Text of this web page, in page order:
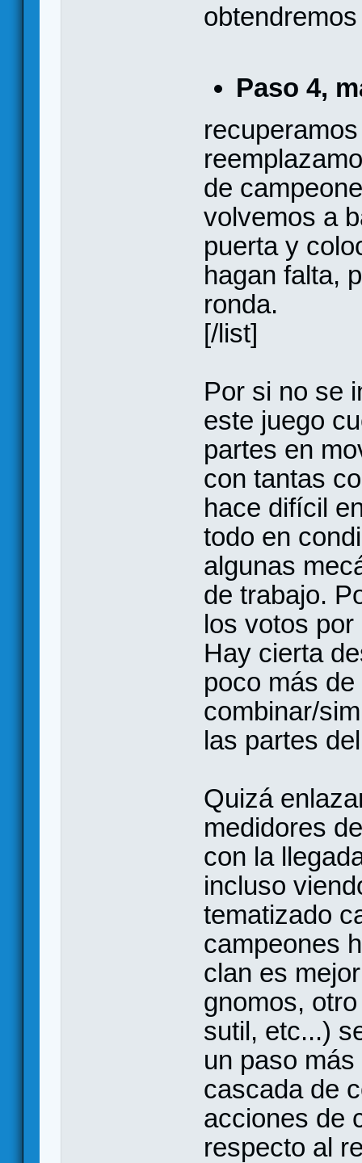
Paso 4,
de
volvemos a
puerta y
hagan falta,
ronda.
[/list]
Por si no se
este juego
partes en
con tantas
hace difícil
todo en
algunas
de trabajo.
los votos
Hay cierta
poco más
combinar/
las partes
Quizá
medidores
con la
incluso
tematizado
campeones
clan es
gnomos,
sutil, etc...)
un paso
cascada de
acciones de
respecto al